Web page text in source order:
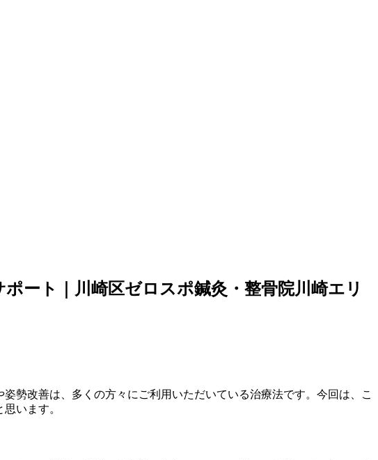
ート｜川崎区ゼロスポ鍼灸・整骨院川崎エリ
勢改善は、多くの方々にご利用いただいている治療法です。今回は、こ
います。